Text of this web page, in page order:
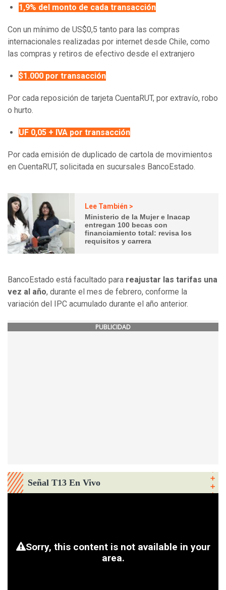
1,9% del monto de cada transacción
Con un mínimo de US$0,5 tanto para las compras
internacionales realizadas por internet desde Chile, como
las compras y retiros de efectivo desde el extranjero
$1.000 por transacción
Por cada reposición de tarjeta CuentaRUT, por extravío, robo
o hurto.
UF 0,05 + IVA por transacción
Por cada emisión de duplicado de cartola de movimientos
en CuentaRUT, solicitada en sucursales BancoEstado.
Lee También >
Ministerio de la Mujer e Inacap
entregan 100 becas con
financiamiento total: revisa los
requisitos y carrera
BancoEstado está facultado para reajustar las tarifas una
vez al año, durante el mes de febrero, conforme la
variación del IPC acumulado durante el año anterior.
PUBLICIDAD
Señal T13 En Vivo